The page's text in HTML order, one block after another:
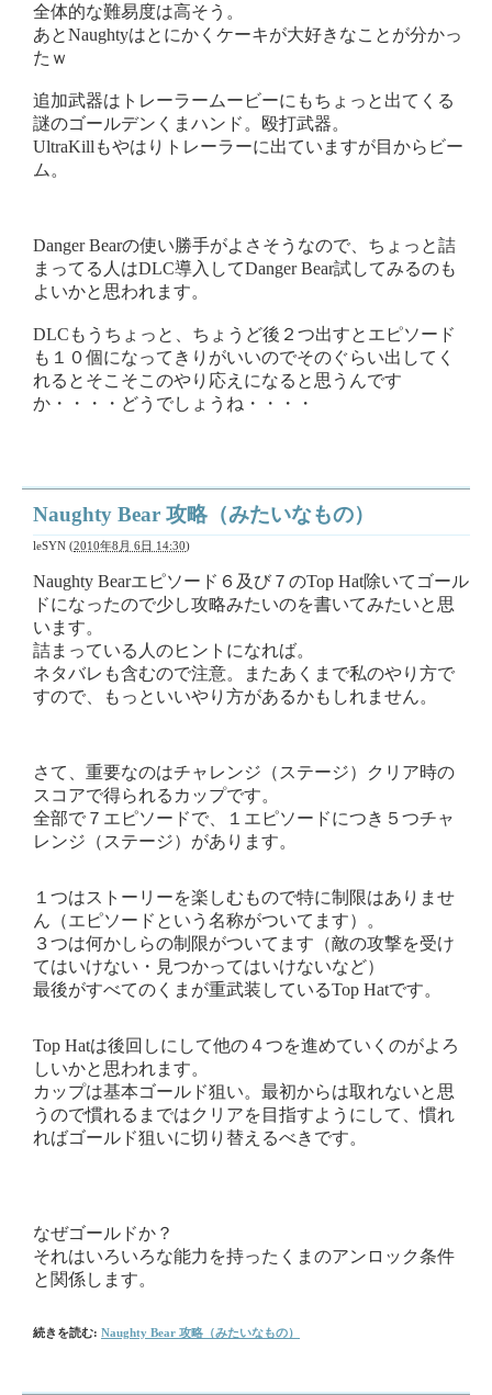
全体的な難易度は高そう。
あとNaughtyはとにかくケーキが大好きなことが分かっ
たｗ
追加武器はトレーラームービーにもちょっと出てくる
謎のゴールデンくまハンド。殴打武器。
UltraKillもやはりトレーラーに出ていますが目からビー
ム。
Danger Bearの使い勝手がよさそうなので、ちょっと詰
まってる人はDLC導入してDanger Bear試してみるのも
よいかと思われます。
DLCもうちょっと、ちょうど後２つ出すとエピソード
も１０個になってきりがいいのでそのぐらい出してく
れるとそこそこのやり応えになると思うんです
か・・・・どうでしょうね・・・・
Naughty Bear 攻略（みたいなもの）
leSYN (2010年8月 6日 14:30)
Naughty Bearエピソード６及び７のTop Hat除いてゴール
ドになったので少し攻略みたいのを書いてみたいと思
います。
詰まっている人のヒントになれば。
ネタバレも含むので注意。またあくまで私のやり方で
すので、もっといいやり方があるかもしれません。
さて、重要なのはチャレンジ（ステージ）クリア時の
スコアで得られるカップです。
全部で７エピソードで、１エピソードにつき５つチャ
レンジ（ステージ）があります。
１つはストーリーを楽しむもので特に制限はありませ
ん（エピソードという名称がついてます）。
３つは何かしらの制限がついてます（敵の攻撃を受け
てはいけない・見つかってはいけないなど）
最後がすべてのくまが重武装しているTop Hatです。
Top Hatは後回しにして他の４つを進めていくのがよろ
しいかと思われます。
カップは基本ゴールド狙い。最初からは取れないと思
うので慣れるまではクリアを目指すようにして、慣れ
ればゴールド狙いに切り替えるべきです。
なぜゴールドか？
それはいろいろな能力を持ったくまのアンロック条件
と関係します。
続きを読む: Naughty Bear 攻略（みたいなもの）